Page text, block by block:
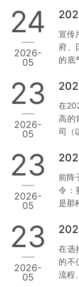
支撑
的宣
文化
正规
限公
多项
24
2026-
05
宣传
府、
的底
模糊
赖
青岛
为什
朋友
23
2026-
05
在
高的
司（
供实
场，
政
案例
成本
23
2026-
05
前阵
令：
是那
今天
室，
没有
达不
23
2026-
05
在选
的不
流程